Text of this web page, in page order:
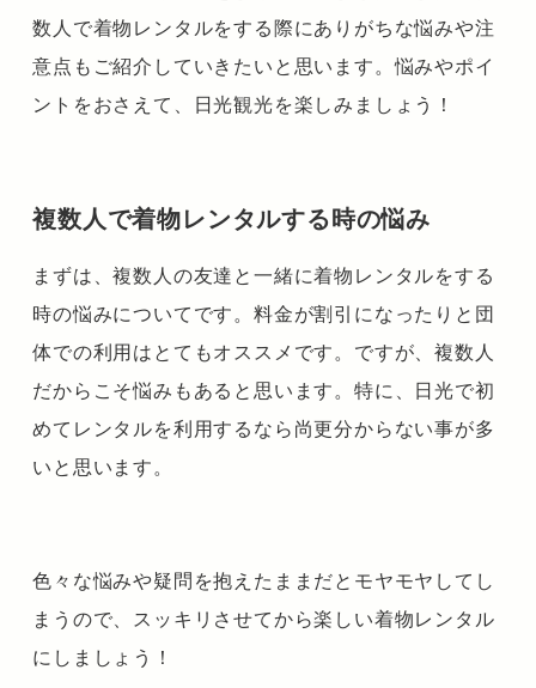
数人で着物レンタルをする際にありがちな悩みや注
意点もご紹介していきたいと思います。悩みやポイ
ントをおさえて、日光観光を楽しみましょう！
複数人で着物レンタルする時の悩み
まずは、複数人の友達と一緒に着物レンタルをする
時の悩みについてです。料金が割引になったりと団
体での利用はとてもオススメです。ですが、複数人
だからこそ悩みもあると思います。特に、日光で初
めてレンタルを利用するなら尚更分からない事が多
いと思います。
色々な悩みや疑問を抱えたままだとモヤモヤして し
まうので、スッキリさせてから楽しい着物レンタル
に しましょう！